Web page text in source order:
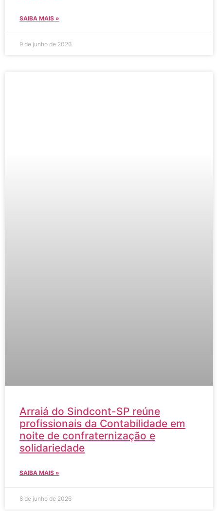
SAIBA MAIS »
9 de junho de 2026
Arraiá do Sindcont-SP reúne
profissionais da Contabilidade em
noite de confraternização e
solidariedade
SAIBA MAIS »
8 de junho de 2026